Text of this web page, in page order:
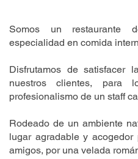
Somos un restaurante
especialidad en comida
Disfrutamos de satisfacer
nuestros clientes, para
profesionalismo de un staff
Rodeado de un ambiente
lugar agradable y
amigos, por una velada